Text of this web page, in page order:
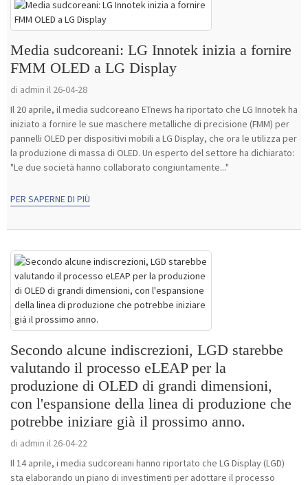
Media sudcoreani: LG Innotek inizia a fornire
FMM OLED a LG Display
di admin il 26-04-28
Il 20 aprile, il media sudcoreano ETnews ha riportato che LG Innotek ha
iniziato a fornire le sue maschere metalliche di precisione (FMM) per
pannelli OLED per dispositivi mobili a LG Display, che ora le utilizza per
la produzione di massa di OLED. Un esperto del settore ha dichiarato:
"Le due società hanno collaborato congiuntamente..."
PER SAPERNE DI PIÙ
Secondo alcune indiscrezioni, LGD starebbe
valutando il processo eLEAP per la
produzione di OLED di grandi dimensioni,
con l'espansione della linea di produzione che
potrebbe iniziare già il prossimo anno.
di admin il 26-04-22
Il 14 aprile, i media sudcoreani hanno riportato che LG Display (LGD)
sta elaborando un piano di investimenti per adottare il processo